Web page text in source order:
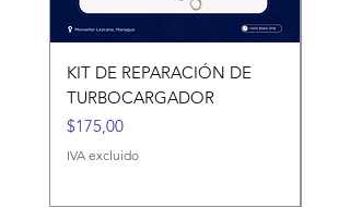
KIT DE REPARACIÓN DE
TURBOCARGADOR
Precio
$175,00
IVA excluido